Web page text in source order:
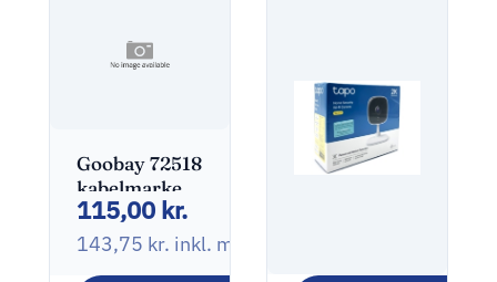
Goobay 72518
kabelmarkering
Gul PVC 90
stk
115,00 kr.
143,75 kr. inkl. moms